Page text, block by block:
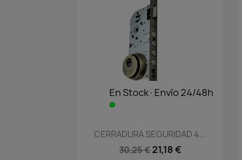
En Stock·Envío 24/48h
 Vista rápida
CERRADURA SEGURIDAD 4...
30,25 € 21,18 €